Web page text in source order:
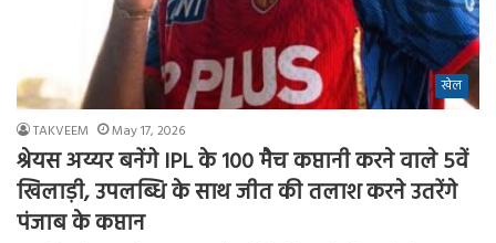
खेल
TAKVEEM May 17, 2026
श्रेयस अय्यर बनेंगे IPL के 100 मैच कप्तानी करने वाले 5वें
खिलाड़ी, उपलब्धि के साथ जीत की तलाश करने उतरेंगे
पंजाब के कप्तान